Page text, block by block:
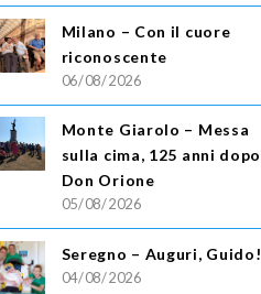
Milano – Con il cuore
riconoscente
06/08/2026
Monte Giarolo – Messa
sulla cima, 125 anni dopo
Don Orione
05/08/2026
Seregno – Auguri, Guido!
04/08/2026